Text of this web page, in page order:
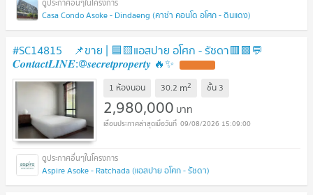
Casa Condo Asoke - Dindaeng (คาซ่า คอนโด อโศก - ดินแดง)
#SC14815 📌ขาย | 🟦🟨แอสปาย อโศก - รัชดา​​🟥🟩💬
𝑪𝒐𝒏𝒕𝒂𝒄𝒕𝑳𝑰𝑵𝑬:@𝒔𝒆𝒄𝒓𝒆𝒕𝒑𝒓𝒐𝒑𝒆𝒓𝒕𝒚 🔥✨
1 ห้องนอน 30.2 m2 ชั้น 3
2,980,000 บาท
09/08/2026 15:09:00
Aspire Asoke - Ratchada (แอสปาย อโศก - รัชดา)